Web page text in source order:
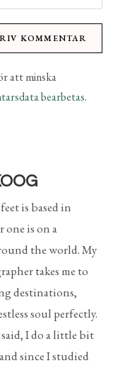
att minska
bearbetas.
is based in
one is on a
the world. My
takes me to
destinations,
soul perfectly.
I do a little bit
since I studied